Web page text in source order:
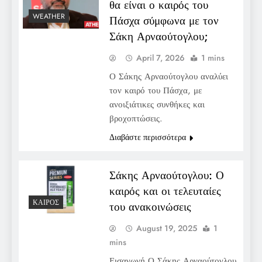
WEATHER
θα είναι ο καιρός του
Πάσχα σύμφωνα με τον
Σάκη Αρναούτογλου;
April 7, 2026 1 mins
Ο Σάκης Αρναούτογλου αναλύει
τον καιρό του Πάσχα, με
ανοιξιάτικες συνθήκες και
βροχοπτώσεις.
Διαβάστε περισσότερα
ΚΑΙΡΌΣ
Σάκης Αρναούτογλου: Ο
καιρός και οι τελευταίες
του ανακοινώσεις
August 19, 2025
1
mins